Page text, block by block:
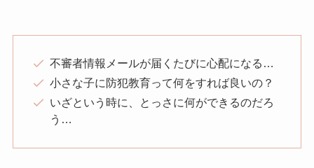
不審者情報メールが届くたびに心配になる…
小さな子に防犯教育って何をすれば良いの？
いざという時に、とっさに何ができるのだろ
う…­­